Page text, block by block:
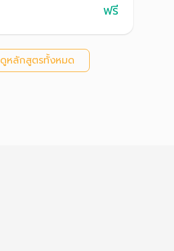
ฟรี
ดูหลักสูตรทั้งหมด